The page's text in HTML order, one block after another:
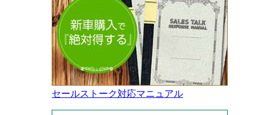
セールストーク対応マニュアル